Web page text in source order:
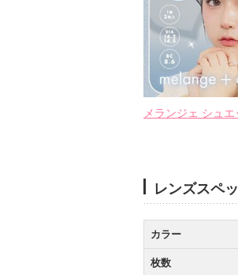
メランジェ シュ
レンズスペ
カラー
枚数